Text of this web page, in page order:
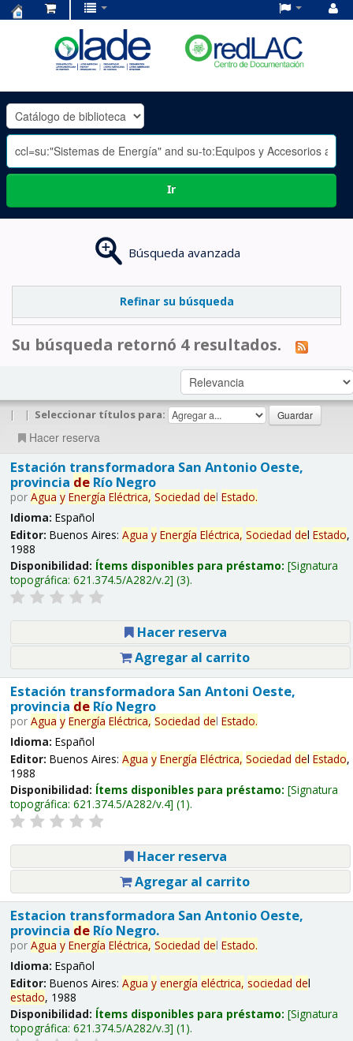
OLADE
-
Ir
Búsqueda avanzada
Refinar su búsqueda
Su búsqueda retornó 4 resultados.
| | Seleccionar títulos para:
Hacer reserva
Estación transformadora San Antonio Oeste,
provincia deRío Negro
por Agua y Energía Eléctrica, Sociedad del Estado.
Idioma: Español
Editor: Buenos Aires: Agua y Energía Eléctrica, Sociedad del Estado,
1988
Disponibilidad: Ítems disponibles para préstamo: Signatura
topográfica: 621.374.5/A282/v.2 (3).
Hacer reserva
Agregar al carrito
Estación transformadora San Antoni Oeste,
provincia deRío Negro
por Agua y Energía Eléctrica, Sociedad del Estado.
Idioma: Español
Editor: Buenos Aires: Agua y Energía Eléctrica, Sociedad del Estado,
1988
Disponibilidad: Ítems disponibles para préstamo: Signatura
topográfica: 621.374.5/A282/v.4 (1).
Hacer reserva
Agregar al carrito
Estacion transformadora San Antonio Oeste,
provincia deRío Negro.
por Agua y Energía Eléctrica, Sociedad del Estado.
Idioma: Español
Editor: Buenos Aires: Agua y energía eléctrica, sociedad del
estado, 1988
Disponibilidad: Ítems disponibles para préstamo: Signatura
topográfica: 621.374.5/A282/v.3 (1).